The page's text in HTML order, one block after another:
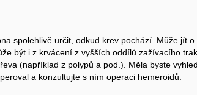
spolehlivě určit, odkud krev pochází. Může jít o
být i z krvácení z vyšších oddílů zažívacího
(například z polypů a pod.). Měla byste
a konzultujte s ním operaci hemeroidů.